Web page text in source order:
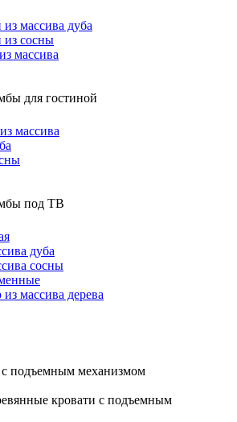
массива дуба
из сосны
массива
для гостиной
массива
под ТВ
дуба
сосны
массива дерева
подъемным механизмом
кровати с подъемным